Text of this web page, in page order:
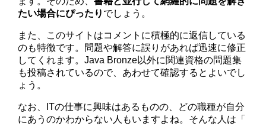
たい場合にぴったり でしょう。
また、このサイトはコメントに積極的に返信している
のも特徴です。問題や解答に誤りがあれば迅速に修正
してくれます。Java Bronze以外に関連資格の問題集
も投稿されているので、あわせて確認するとよいでし
ょう。
なお、ITの仕事に興味はあるものの、どの職種が自分
にあうのかわからない人もいますよね。そんな人は「